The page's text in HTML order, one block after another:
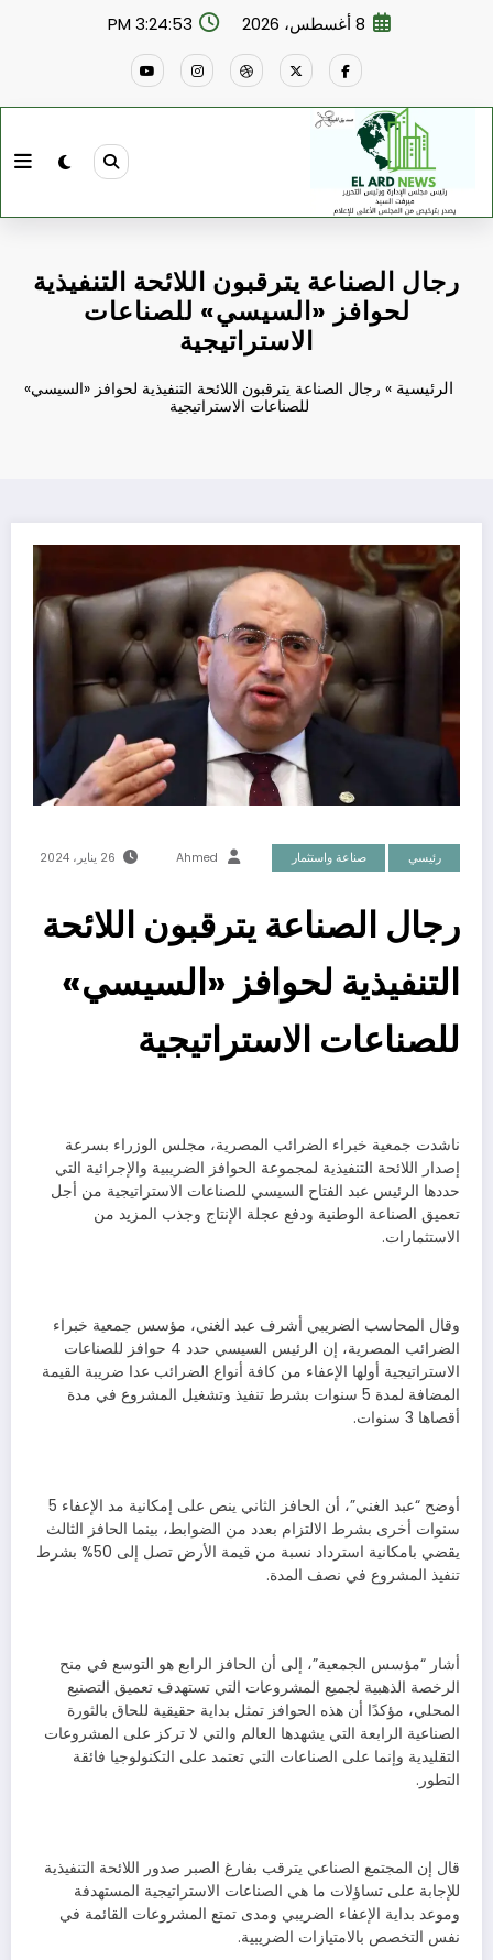
8 أغسطس، 2026 3:24:54 PM
رجال الصناعة يترقبون اللائحة التنفيذية
لحوافز «السيسي» للصناعات
الاستراتيجية
الرئيسية » رجال الصناعة يترقبون اللائحة التنفيذية لحوافز «السيسي»
للصناعات الاستراتيجية
رئيسي صناعة واستثمار Ahmed 26 يناير، 2024
رجال الصناعة يترقبون اللائحة
التنفيذية لحوافز «السيسي»
للصناعات الاستراتيجية
ناشدت جمعية خبراء الضرائب المصرية، مجلس الوزراء بسرعة
إصدار اللائحة التنفيذية لمجموعة الحوافز الضريبية والإجرائية التي
حددها الرئيس عبد الفتاح السيسي للصناعات الاستراتيجية من أجل
تعميق الصناعة الوطنية ودفع عجلة الإنتاج وجذب المزيد من
الاستثمارات.
وقال المحاسب الضريبي أشرف عبد الغني، مؤسس جمعية خبراء
الضرائب المصرية، إن الرئيس السيسي حدد 4 حوافز للصناعات
الاستراتيجية أولها الإعفاء من كافة أنواع الضرائب عدا ضريبة القيمة
المضافة لمدة 5 سنوات بشرط تنفيذ وتشغيل المشروع في مدة
أقصاها 3 سنوات.
أوضح “عبد الغني”، أن الحافز الثاني ينص على إمكانية مد الإعفاء 5
سنوات أخرى بشرط الالتزام بعدد من الضوابط، بينما الحافز الثالث
يقضي بامكانية استرداد نسبة من قيمة الأرض تصل إلى 50% بشرط
تنفيذ المشروع في نصف المدة.
أشار “مؤسس الجمعية”، إلى أن الحافز الرابع هو التوسع في منح
الرخصة الذهبية لجميع المشروعات التي تستهدف تعميق التصنيع
المحلي، مؤكدًا أن هذه الحوافز تمثل بداية حقيقية للحاق بالثورة
الصناعية الرابعة التي يشهدها العالم والتي لا تركز على المشروعات
التقليدية وإنما على الصناعات التي تعتمد على التكنولوجيا فائقة
التطور.
قال إن المجتمع الصناعي يترقب بفارغ الصبر صدور اللائحة التنفيذية
للإجابة على تساؤلات ما هي الصناعات الاستراتيجية المستهدفة
وموعد بداية الإعفاء الضريبي ومدى تمتع المشروعات القائمة في
نفس التخصص بالامتيازات الضريبية.